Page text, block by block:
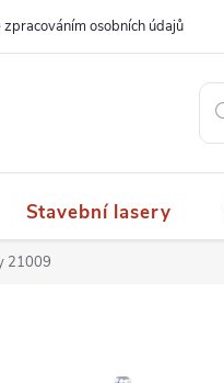
zpracováním osobních údajů
Stavební lasery
21009